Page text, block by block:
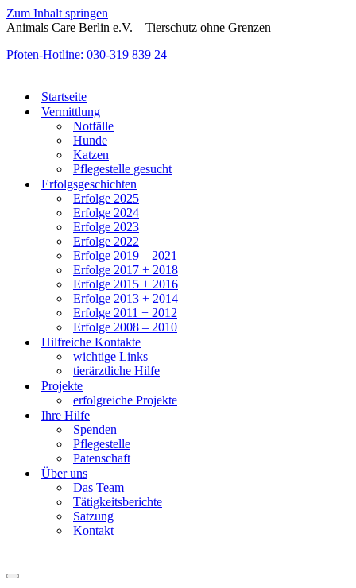
Zum Inhalt springen
Animals Care Berlin e.V. – Tierschutz ohne Grenzen
Pfoten-Hotline: 030-319 839 24
Startseite
Vermittlung
Notfälle
Hunde
Katzen
Pflegestelle gesucht
Erfolgsgeschichten
Erfolge 2025
Erfolge 2024
Erfolge 2023
Erfolge 2022
Erfolge 2019 – 2021
Erfolge 2017 + 2018
Erfolge 2015 + 2016
Erfolge 2013 + 2014
Erfolge 2011 + 2012
Erfolge 2008 – 2010
Hilfreiche Kontakte
wichtige Links
tierärztliche Hilfe
Projekte
erfolgreiche Projekte
Ihre Hilfe
Spenden
Pflegestelle
Patenschaft
Über uns
Das Team
Tätigkeitsberichte
Satzung
Kontakt
Navigationsmenü